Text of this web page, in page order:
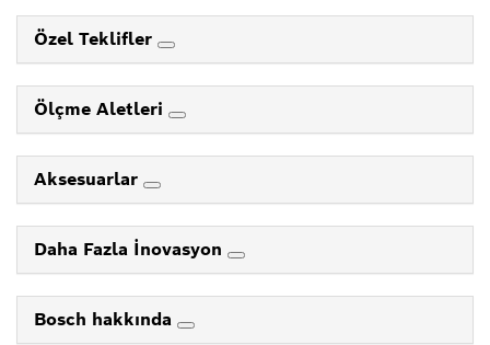
Özel Teklifler
Ölçme Aletleri
Aksesuarlar
Daha Fazla İnovasyon
Bosch hakkında